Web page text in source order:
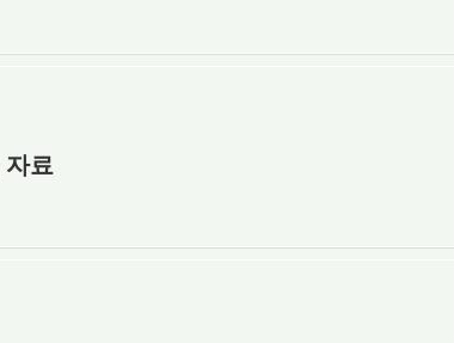
료